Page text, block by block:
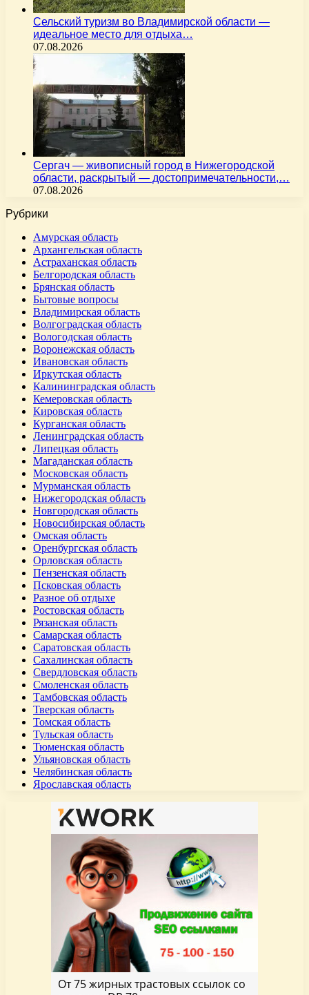
Сельский туризм во Владимирской области —
идеальное место для отдыха…
07.08.2026
Сергач — живописный город в Нижегородской
области, раскрытый — достопримечательности,…
07.08.2026
Рубрики
Амурская область
Архангельская область
Астраханская область
Белгородская область
Брянская область
Бытовые вопросы
Владимирская область
Волгоградская область
Вологодская область
Воронежская область
Ивановская область
Иркутская область
Калининградская область
Кемеровская область
Кировская область
Курганская область
Ленинградская область
Липецкая область
Магаданская область
Московская область
Мурманская область
Нижегородская область
Новгородская область
Новосибирская область
Омская область
Оренбургская область
Орловская область
Пензенская область
Псковская область
Разное об отдыхе
Ростовская область
Рязанская область
Самарская область
Саратовская область
Сахалинская область
Свердловская область
Смоленская область
Тамбовская область
Тверская область
Томская область
Тульская область
Тюменская область
Ульяновская область
Челябинская область
Ярославская область